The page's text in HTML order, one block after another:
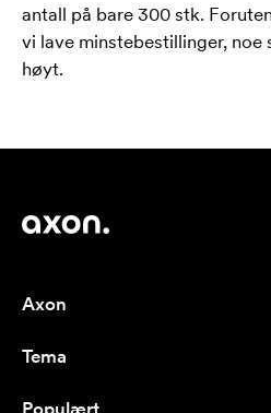
antall på bare 300 stk.
vi lave minstebestillinger,
høyt.
Axon
Om oss
Careers
Tema